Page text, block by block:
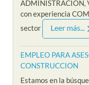
ADMINISTRACION,
con experiencia
sector
Leer más...
EMPLEO PARA
CONSTRUCCION
Estamos en la